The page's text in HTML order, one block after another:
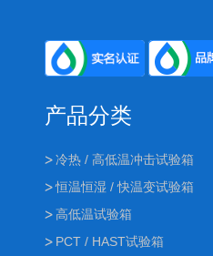
产品分类
冷热 / 高低温冲击试验箱
恒温恒湿 / 快温变试验箱
高低温试验箱
PCT / HAST试验箱